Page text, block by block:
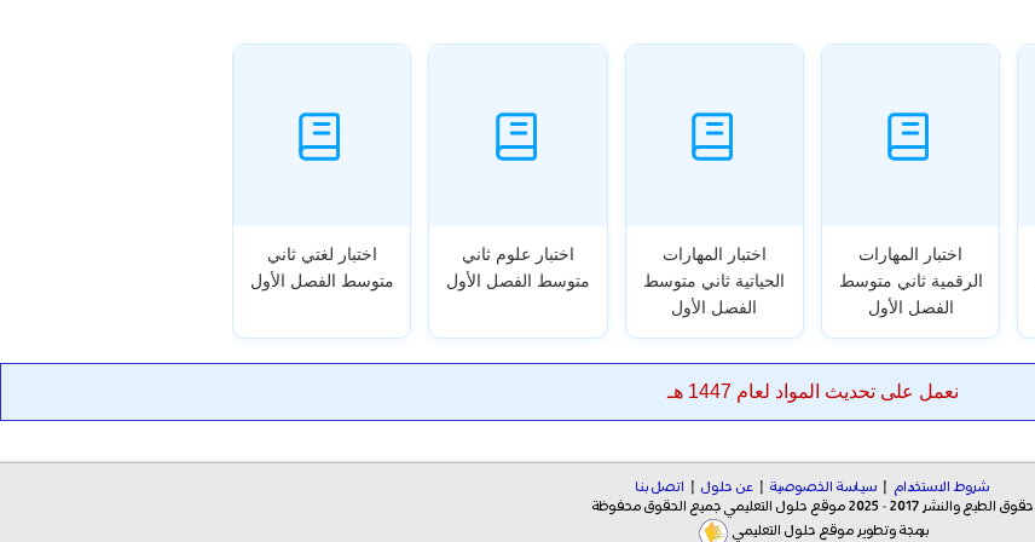
اختبار المهارات
الرقمية ثاني متوسط
الفصل الأول
اختبار المهارات
الحياتية ثاني متوسط
الفصل الأول
اختبار علوم ثاني
متوسط الفصل الأول
اختبار لغتي ثاني
متوسط الفصل الأول
نعمل على تحديث المواد لعام 1447 هـ
شروط الاستخدام | سياسة الخصوصية | عن حلول |
اتصل بنا
حقوق الطبع والنشر 2017 - 2025 موقع حلول التعليمي جميع الحقوق محفوظة
برمجة وتطوير موقع حلول التعليمي